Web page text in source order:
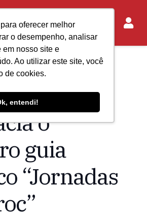
oferecer melhor
o desempenho, analisar
em nosso site e
Ao utilizar este site, você
de cookies.
entendi!
no IASP
à
o
guia
“Jornadas